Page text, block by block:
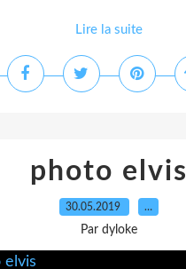
Lire la suite
photo elvis
30.05.2019 …
Par dyloke